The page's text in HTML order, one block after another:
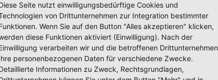
Seite nutzt einwilligungsbedürftige Cookies und
von Drittunternehmen zur Integration bestimmter
Wenn Sie auf den Button "Alles akzeptieren" klicken,
diese Funktionen aktiviert (Einwilligung). Nach der
verarbeiten wir und die betroffenen Drittunternehmen
personenbezogenen Daten für verschiedene Zwecke.
Informationen zu Zweck, Rechtsgrundlagen,